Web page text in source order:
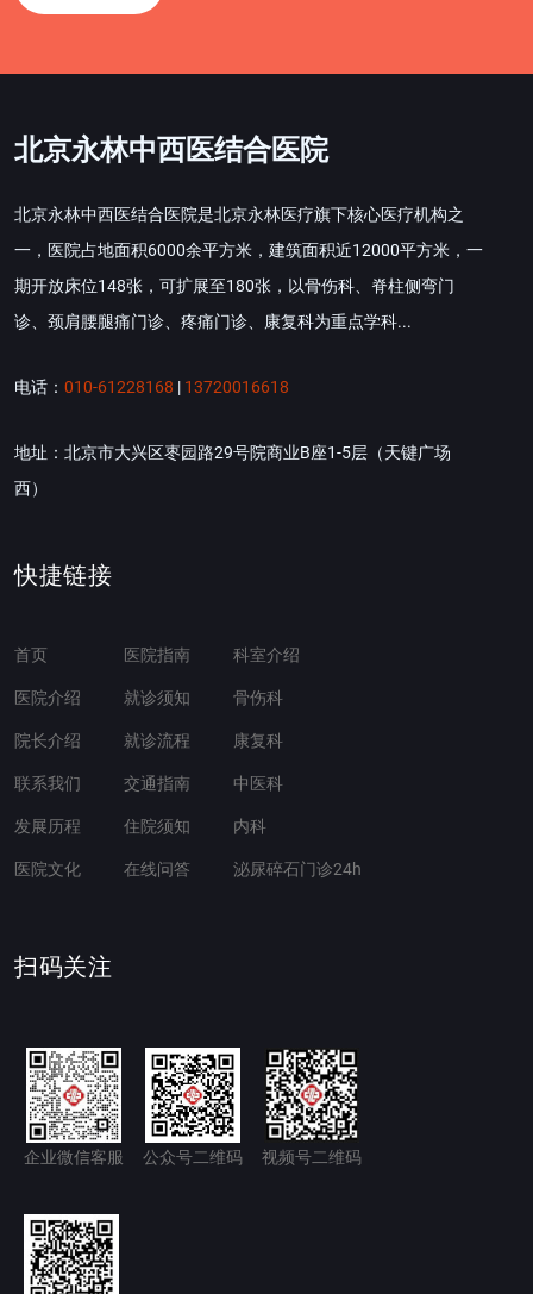
北京永林中西医结合医院
北京永林中西医结合医院是北京永林医疗旗下核心医疗机构之
一，医院占地面积6000余平方米，建筑面积近12000平方米，一
期开放床位148张，可扩展至180张，以骨伤科、脊柱侧弯门
诊、颈肩腰腿痛门诊、疼痛门诊、康复科为重点学科...
电话： 010-61228168 | 13720016618
地址：北京市大兴区枣园路29号院商业B座1-5层（天键广场
西）
快捷链接
首页
医院介绍
院长介绍
联系我们
发展历程
医院文化
医院指南
就诊须知
就诊流程
交通指南
住院须知
在线问答
科室介绍
骨伤科
康复科
中医科
内科
泌尿碎石门诊24h
扫码关注
企业微信客服 公众号二维码 视频号二维码